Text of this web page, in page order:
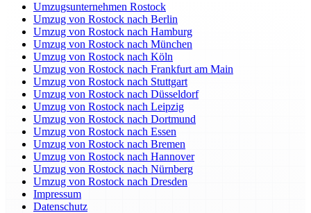
Umzugsunternehmen Rostock
Umzug von Rostock nach Berlin
Umzug von Rostock nach Hamburg
Umzug von Rostock nach München
Umzug von Rostock nach Köln
Umzug von Rostock nach Frankfurt am Main
Umzug von Rostock nach Stuttgart
Umzug von Rostock nach Düsseldorf
Umzug von Rostock nach Leipzig
Umzug von Rostock nach Dortmund
Umzug von Rostock nach Essen
Umzug von Rostock nach Bremen
Umzug von Rostock nach Hannover
Umzug von Rostock nach Nürnberg
Umzug von Rostock nach Dresden
Impressum
Datenschutz